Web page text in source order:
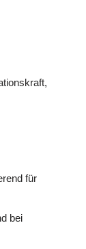
für
bei